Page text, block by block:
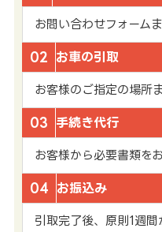
お問い合わせフォーム
02 お車の引取
お客様のご指定の場所
03 手続き代行
お客様から必要書類を
04 お振込み
引取完了後、原則1週